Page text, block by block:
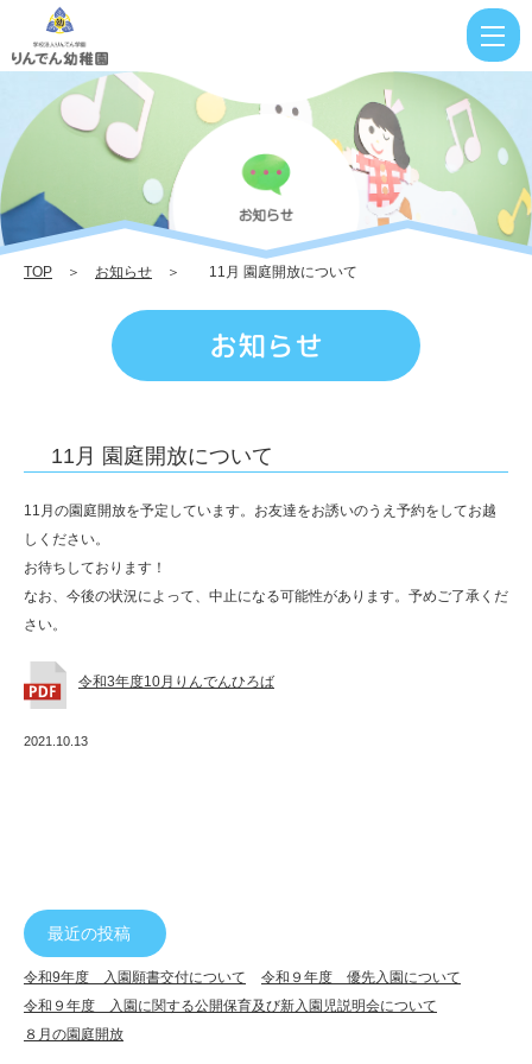
月
庭
開
放
に
つ
い
|
り
ん
ん
稚
TOP ＞ お知らせ ＞ 11月 園庭開放について
お知らせ
11月 園庭開放について
11月の園庭開放を予定しています。お友達をお誘いのうえ予約をしてお越
しください。
お待ちしております！
なお、今後の状況によって、中止になる可能性があります。予めご了承くだ
さい。
令和3年度10月りんでんひろば
2021.10.13
最近の投稿
令和9年度 入園願書交付について
令和９年度 優先入園について
令和９年度 入園に関する公開保育及び新入園児説明会について
８月の園庭開放